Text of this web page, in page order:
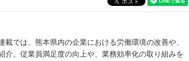
では、熊本県内の企業における労働環境の改善や、
介。従業員満足度の向上や、業務効率化の取り組みを